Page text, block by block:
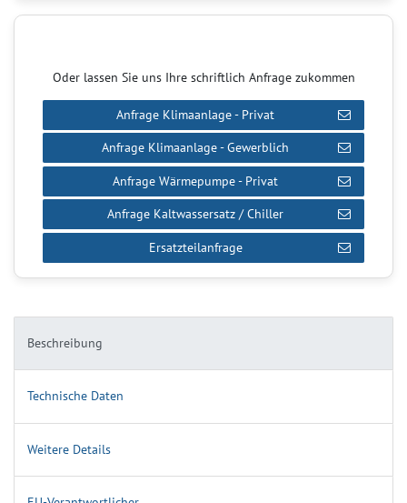
Beschreibung
Technische Daten
Weitere Details
Oder lassen Sie uns Ihre schriftlich Anfrage zukommen
Anfrage Klimaanlage - Privat
Anfrage Klimaanlage - Gewerblich
Anfrage Wärmepumpe - Privat
Anfrage Kaltwassersatz / Chiller
Ersatzteilanfrage